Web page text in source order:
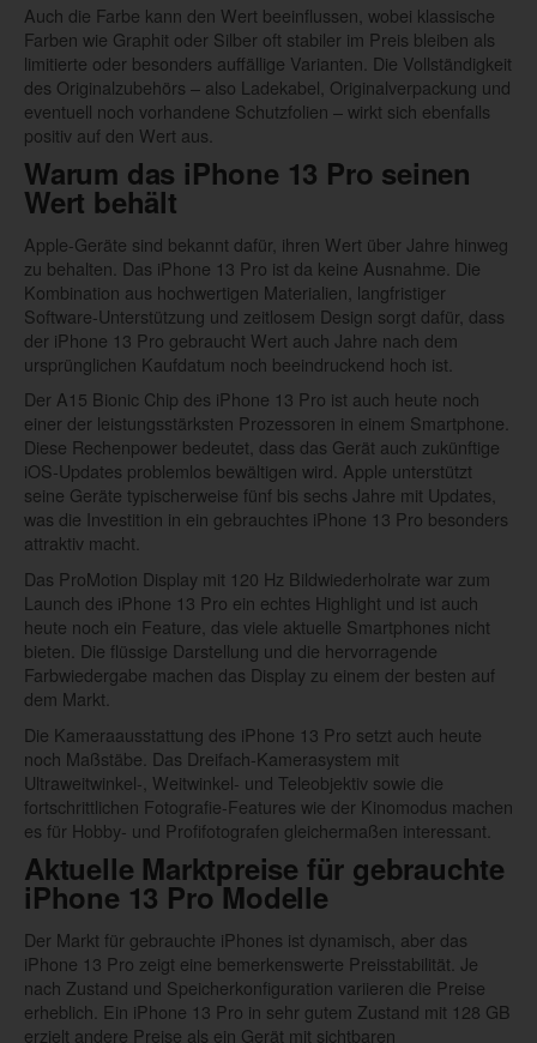
Auch die Farbe kann den Wert beeinflussen, wobei klassische
Farben wie Graphit oder Silber oft stabiler im Preis bleiben als
limitierte oder besonders auffällige Varianten. Die Vollständigkeit
des Originalzubehörs – also Ladekabel, Originalverpackung und
eventuell noch vorhandene Schutzfolien – wirkt sich ebenfalls
positiv auf den Wert aus.
Warum das iPhone 13 Pro seinen
Wert behält
Apple-Geräte sind bekannt dafür, ihren Wert über Jahre hinweg
zu behalten. Das iPhone 13 Pro ist da keine Ausnahme. Die
Kombination aus hochwertigen Materialien, langfristiger
Software-Unterstützung und zeitlosem Design sorgt dafür, dass
der iPhone 13 Pro gebraucht Wert auch Jahre nach dem
ursprünglichen Kaufdatum noch beeindruckend hoch ist.
Der A15 Bionic Chip des iPhone 13 Pro ist auch heute noch
einer der leistungsstärksten Prozessoren in einem Smartphone.
Diese Rechenpower bedeutet, dass das Gerät auch zukünftige
iOS-Updates problemlos bewältigen wird. Apple unterstützt
seine Geräte typischerweise fünf bis sechs Jahre mit Updates,
was die Investition in ein gebrauchtes iPhone 13 Pro besonders
attraktiv macht.
Das ProMotion Display mit 120 Hz Bildwiederholrate war zum
Launch des iPhone 13 Pro ein echtes Highlight und ist auch
heute noch ein Feature, das viele aktuelle Smartphones nicht
bieten. Die flüssige Darstellung und die hervorragende
Farbwiedergabe machen das Display zu einem der besten auf
dem Markt.
Die Kameraausstattung des iPhone 13 Pro setzt auch heute
noch Maßstäbe. Das Dreifach-Kamerasystem mit
Ultraweitwinkel-, Weitwinkel- und Teleobjektiv sowie die
fortschrittlichen Fotografie-Features wie der Kinomodus machen
es für Hobby- und Profifotografen gleichermaßen interessant.
Aktuelle Marktpreise für gebrauchte
iPhone 13 Pro Modelle
Der Markt für gebrauchte iPhones ist dynamisch, aber das
iPhone 13 Pro zeigt eine bemerkenswerte Preisstabilität. Je
nach Zustand und Speicherkonfiguration variieren die Preise
erheblich. Ein iPhone 13 Pro in sehr gutem Zustand mit 128 GB
erzielt andere Preise als ein Gerät mit sichtbaren